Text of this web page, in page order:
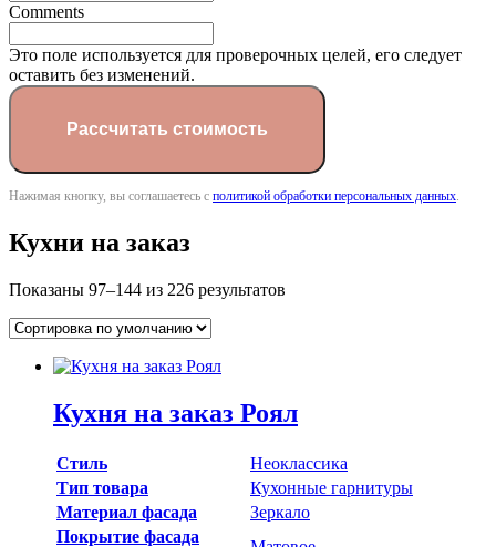
Comments
Это поле используется для проверочных целей, его следует
оставить без изменений.
Нажимая кнопку, вы соглашаетесь с политикой обработки персональных данных.
Кухни на заказ
Показаны 97–144 из 226 результатов
Кухня на заказ Роял
Стиль
Неоклассика
Тип товара
Кухонные гарнитуры
Материал фасада
Зеркало
Покрытие фасада